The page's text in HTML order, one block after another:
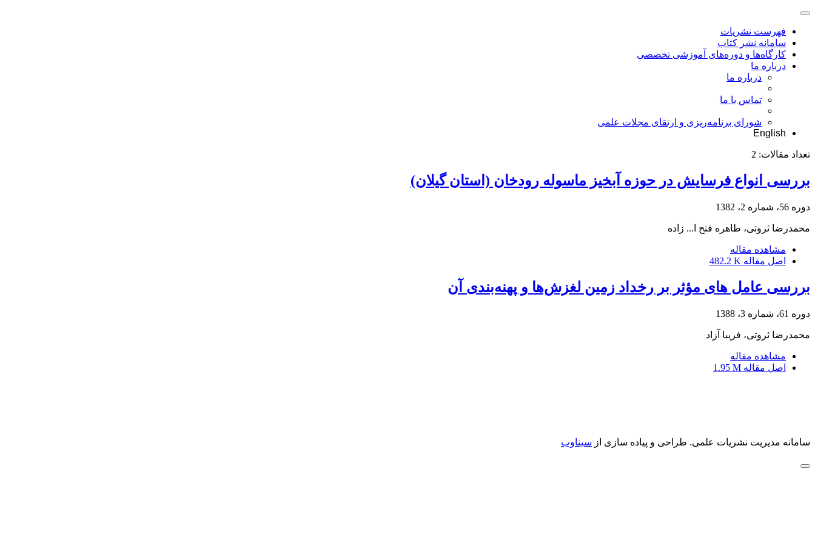
فهرست نشریات
سامانه نشر کتاب
کارگاه‌ها و دوره‌های آموزشی تخصصی
درباره ما
درباره ما
تماس با ما
شورای برنامه‌ریزی و ارتقای مجلات علمی
English
تعداد مقالات: 2
بررسی انواع فرسایش در حوزه آبخیز ماسوله رودخان (استان گیلان)
دوره 56، شماره 2، 1382
محمدرضا ثروتی، طاهره فتح ا... زاده
مشاهده مقاله
اصل مقاله 482.2 K
بررسی عامل های مؤثر بر رخداد زمین لغزش‌ها و پهنه‌بندی آن
دوره 61، شماره 3، 1388
محمدرضا ثروتی، فریبا آزاد
مشاهده مقاله
اصل مقاله 1.95 M
سامانه مدیریت نشریات علمی. طراحی و پیاده سازی از سیناوب